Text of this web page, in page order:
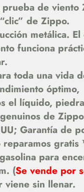
prueba de viento
de Zippo.
metálica.
funciona
toda una vida
óptimo,
el líquido,
de
Garantía de
reparamos gratis
para
(Se vende por
viene sin llenar.